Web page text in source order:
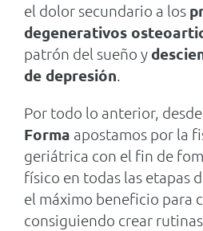
el dolor secundario a los
degenerativos
patrón del sueño y
de depresión.
Por todo lo anterior, desde
Forma apostamos por la
geriátrica con el fin de
físico en todas las etapas
el máximo beneficio para
consiguiendo crear